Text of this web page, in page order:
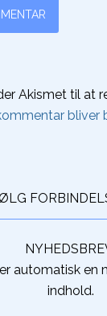
Akismet til at
bliver
automatisk en
indhold.